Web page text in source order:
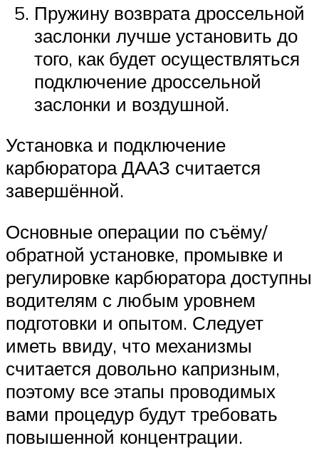
Пружину возврата дроссельной
заслонки лучше установить до
того, как будет осуществляться
подключение дроссельной
заслонки и воздушной.
Установка и подключение
карбюратора ДААЗ считается
завершённой.
Основные операции по съёму/
обратной установке, промывке и
регулировке карбюратора доступны
водителям с любым уровнем
подготовки и опытом. Следует
иметь ввиду, что механизмы
считается довольно капризным,
поэтому все этапы проводимых
вами процедур будут требовать
повышенной концентрации.